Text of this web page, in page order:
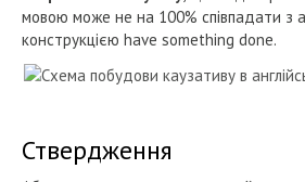
мовою може не на 100% співпадати з
конструкцією have something done.
Ствердження